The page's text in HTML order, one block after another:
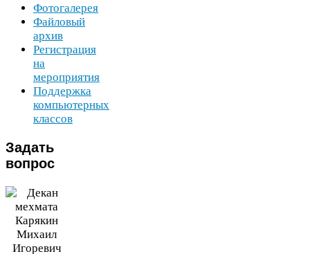
Фотогалерея
Файловый
архив
Регистрация
на
мероприятия
Поддержка
компьютерных
классов
Задать
вопрос